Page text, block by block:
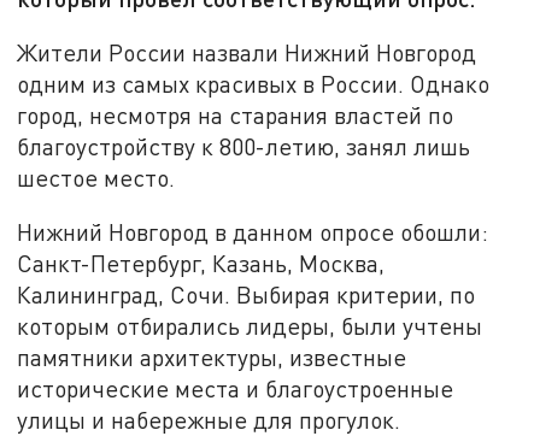
Жители России назвали Нижний Новгород
одним из самых красивых в России. Однако
город, несмотря на старания властей по
благоустройству к 800-летию, занял лишь
шестое место.
Нижний Новгород в данном опросе обошли:
Санкт-Петербург, Казань, Москва,
Калининград, Сочи. Выбирая критерии, по
которым отбирались лидеры, были учтены
памятники архитектуры, известные
исторические места и благоустроенные
улицы и набережные для прогулок.